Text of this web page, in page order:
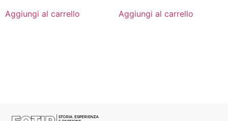
Aggiungi al carrello Aggiungi al carrello